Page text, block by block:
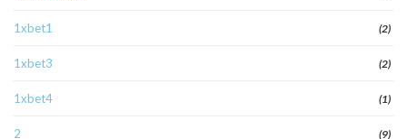
1xbet1 (2)
1xbet3 (2)
1xbet4 (1)
2 (9)